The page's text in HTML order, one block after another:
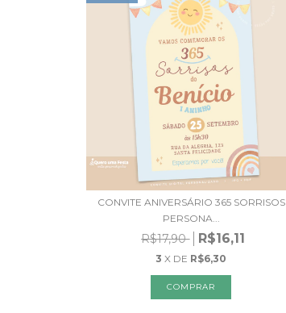
CONVITE ANIVERSÁRIO 365 SORRISOS
PERSONA...
R$17,90 R$16,11
3 X DE R$6,30